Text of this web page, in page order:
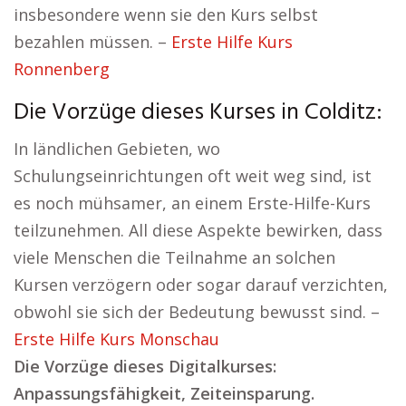
insbesondere wenn sie den Kurs selbst
bezahlen müssen. – Erste Hilfe Kurs
Ronnenberg
Die Vorzüge dieses Kurses in Colditz:
In ländlichen Gebieten, wo
Schulungseinrichtungen oft weit weg sind, ist
es noch mühsamer, an einem Erste-Hilfe-Kurs
teilzunehmen. All diese Aspekte bewirken, dass
viele Menschen die Teilnahme an solchen
Kursen verzögern oder sogar darauf verzichten,
obwohl sie sich der Bedeutung bewusst sind. –
Erste Hilfe Kurs Monschau
Die Vorzüge dieses Digitalkurses:
Anpassungsfähigkeit, Zeiteinsparung.